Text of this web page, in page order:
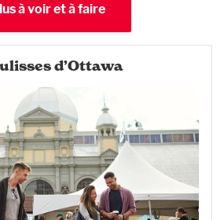
à voir et à faire
d’Ottawa